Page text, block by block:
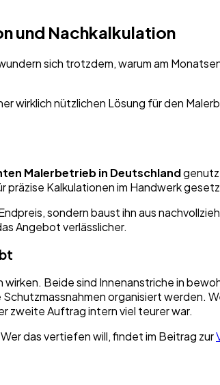
und Nachkalkulation
sich trotzdem, warum am
wirklich nützlichen Lösung für den
Malerbetrieb in Deutschland
Kalkulationen im Handwerk
sondern baust ihn aus
Angebot verlässlicher.
wirken. Beide sind Innenanstriche in
organisiert werden.
zweite Auftrag intern viel teurer war.
das vertiefen will, findet im Beitrag zur